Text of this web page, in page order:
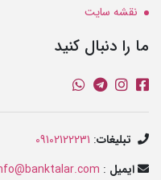
نقشه سایت
ما را دنبال کنید
تبلیغات:
09102122231
ایمیل :